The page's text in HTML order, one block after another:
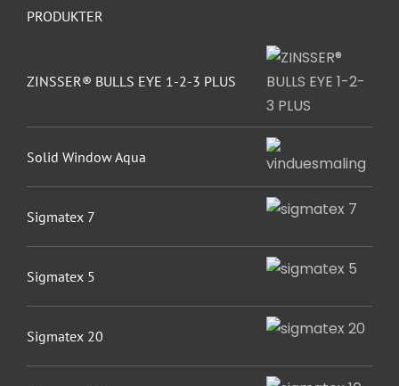
PRODUKTER
ZINSSER® BULLS EYE 1-2-3 PLUS
Solid Window Aqua
Sigmatex 7
Sigmatex 5
Sigmatex 20